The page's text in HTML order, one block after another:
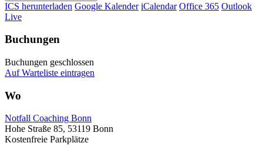
ICS herunterladen Google Kalender iCalendar Office 365 Outlook
Live
Buchungen
Buchungen geschlossen
Auf Warteliste eintragen
Wo
Notfall Coaching Bonn
Hohe Straße 85, 53119 Bonn
Kostenfreie Parkplätze